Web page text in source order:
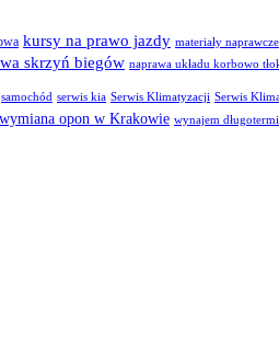
kursy na prawo jazdy materiały
skrzyń biegów naprawa układu korbowo
samochód serwis kia Serwis Klimatyzacji Serwis
wymiana opon w Krakowie wynajem